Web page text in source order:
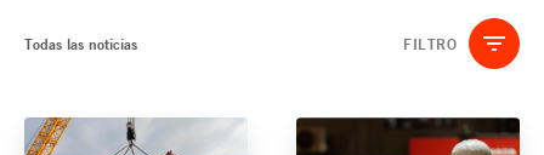
Todas las noticias FILTRO